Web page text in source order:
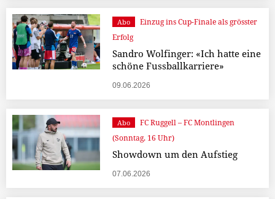
Abo
Einzug ins Cup-Finale als grösster
Erfolg
Sandro Wolfinger: «Ich hatte eine
schöne Fussballkarriere»
09.06.2026
Abo
FC Ruggell – FC Montlingen
(Sonntag, 16 Uhr)
Showdown um den Aufstieg
07.06.2026